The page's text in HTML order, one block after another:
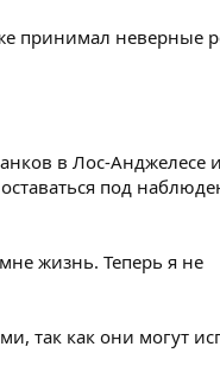
принимал неверные
в Лос-Анджелесе
под
жизнь. Теперь я не
так как они могут